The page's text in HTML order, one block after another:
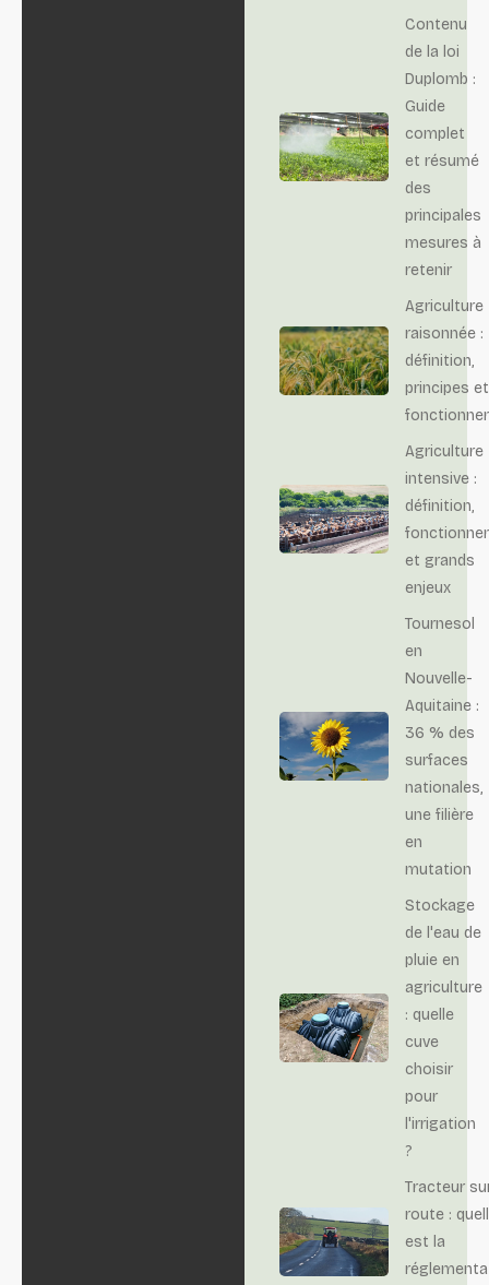
Contenu
de la loi
Duplomb :
Guide
complet
et résumé
des
principales
mesures à
retenir
Agriculture
raisonnée :
définition,
principes et
Agriculture
intensive :
définition,
et grands
enjeux
Tournesol
en
Nouvelle-
Aquitaine :
36 % des
surfaces
nationales,
une filière
en
mutation
Stockage
de l'eau de
pluie en
agriculture
: quelle
cuve
choisir
pour
l'irrigation
?
Tracteur
route :
est la